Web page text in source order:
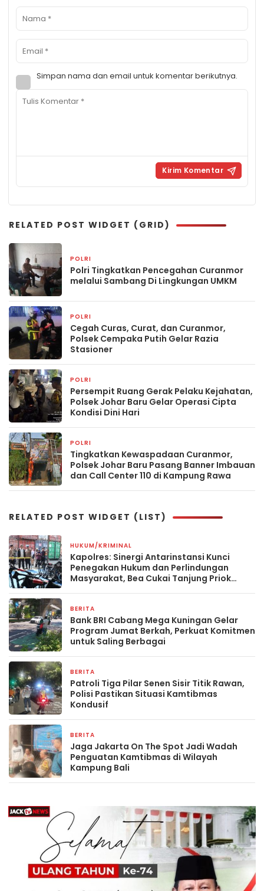
Simpan nama dan email untuk komentar berikutnya.
RELATED POST WIDGET (GRID)
POLRI
Polri Tingkatkan Pencegahan Curanmor
melalui Sambang Di Lingkungan UMKM
POLRI
Cegah Curas, Curat, dan Curanmor,
Polsek Cempaka Putih Gelar Razia
Stasioner
POLRI
Persempit Ruang Gerak Pelaku Kejahatan,
Polsek Johar Baru Gelar Operasi Cipta
Kondisi Dini Hari
POLRI
Tingkatkan Kewaspadaan Curanmor,
Polsek Johar Baru Pasang Banner Imbauan
dan Call Center 110 di Kampung Rawa
RELATED POST WIDGET (LIST)
HUKUM/KRIMINAL
Kapolres: Sinergi Antarinstansi Kunci
Penegakan Hukum dan Perlindungan
Masyarakat, Bea Cukai Tanjung Priok
BERITA
Bank BRI Cabang Mega Kuningan Gelar
Program Jumat Berkah, Perkuat Komitmen
untuk Saling Berbagai
BERITA
Patroli Tiga Pilar Senen Sisir Titik Rawan,
Polisi Pastikan Situasi Kamtibmas
Kondusif
BERITA
Jaga Jakarta On The Spot Jadi Wadah
Penguatan Kamtibmas di Wilayah
Kampung Bali